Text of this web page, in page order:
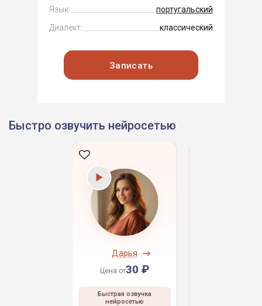
Язык:
португальский
Диалект:
классический
Записать
Быстро озвучить нейросетью
Дарья
Цена от30 ₽
Быстрая озвучка
нейросетью